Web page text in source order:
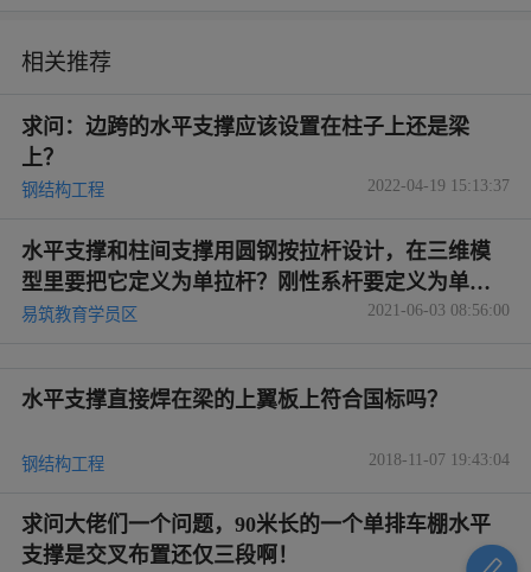
相关推荐
求问：边跨的水平支撑应该设置在柱子上还是梁
上？
钢结构工程 2022-04-19 15:13:37
水平支撑和柱间支撑用圆钢按拉杆设计，在三维模
型里要把它定义为单拉杆？刚性系杆要定义为单压
杆？
易筑教育学员区 2021-06-03 08:56:00
水平支撑直接焊在梁的上翼板上符合国标吗？
钢结构工程 2018-11-07 19:43:04
求问大佬们一个问题，90米长的一个单排车棚水平
支撑是交叉布置还仅三段啊！